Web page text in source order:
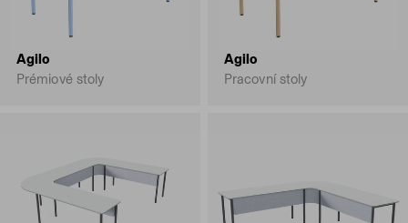
Agilo
Prémiové stoly
Agilo
Pracovní stoly